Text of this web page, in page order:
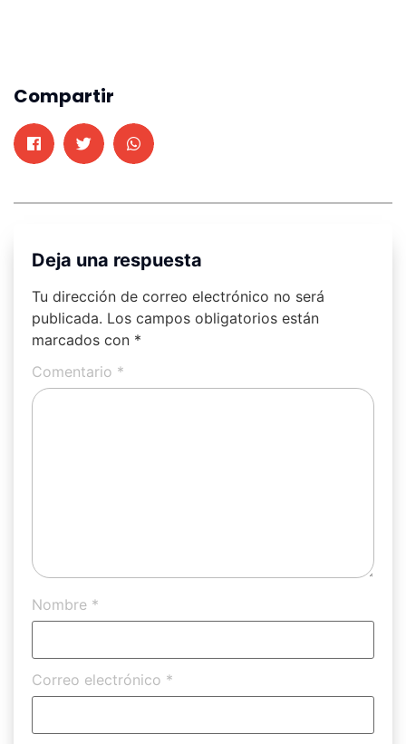
Compartir
Deja una respuesta
Tu dirección de correo electrónico no será
publicada. Los campos obligatorios están
marcados con *
Comentario *
Nombre *
Correo electrónico *